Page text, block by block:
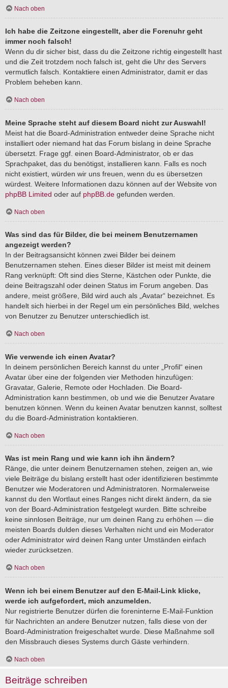
Nach oben
Ich habe die Zeitzone eingestellt, aber die Forenuhr geht
immer noch falsch!
Wenn du dir sicher bist, dass du die Zeitzone richtig eingestellt hast
und die Zeit trotzdem noch falsch ist, geht die Uhr des Servers
vermutlich falsch. Kontaktiere einen Administrator, damit er das
Problem beheben kann.
Nach oben
Meine Sprache steht auf diesem Board nicht zur Auswahl!
Meist hat die Board-Administration entweder deine Sprache nicht
installiert oder niemand hat das Forum bislang in deine Sprache
übersetzt. Frage ggf. einen Board-Administrator, ob er das
Sprachpaket, das du benötigst, installieren kann. Falls es noch
nicht existiert, würden wir uns freuen, wenn du es übersetzen
würdest. Weitere Informationen dazu können auf der Website von
phpBB Limited oder auf phpBB.de gefunden werden.
Nach oben
Was sind das für Bilder, die bei meinem Benutzernamen
angezeigt werden?
In der Beitragsansicht können zwei Bilder bei deinem
Benutzernamen stehen. Eines dieser Bilder ist meist mit deinem
Rang verknüpft: Oft sind dies Sterne, Kästchen oder Punkte, die
deine Beitragszahl oder deinen Status im Forum angeben. Das
andere, meist größere, Bild wird auch als „Avatar“ bezeichnet. Es
handelt sich hierbei in der Regel um ein persönliches Bild, welches
von Benutzer zu Benutzer unterschiedlich ist.
Nach oben
Wie verwende ich einen Avatar?
In deinem persönlichen Bereich kannst du unter „Profil“ einen
Avatar über eine der folgenden vier Methoden hinzufügen:
Gravatar, Galerie, Remote oder Hochladen. Die Board-
Administration kann bestimmen, ob und wie die Benutzer Avatare
benutzen können. Wenn du keinen Avatar benutzen kannst, solltest
du die Board-Administration kontaktieren.
Nach oben
Was ist mein Rang und wie kann ich ihn ändern?
Ränge, die unter deinem Benutzernamen stehen, zeigen an, wie
viele Beiträge du bislang erstellt hast oder identifizieren bestimmte
Benutzer wie Moderatoren und Administratoren. Normalerweise
kannst du den Wortlaut eines Ranges nicht direkt ändern, da sie
von der Board-Administration festgelegt wurden. Bitte schreibe
keine sinnlosen Beiträge, nur um deinen Rang zu erhöhen — die
meisten Boards dulden dieses Verhalten nicht und ein Moderator
oder Administrator wird deinen Rang unter Umständen einfach
wieder zurücksetzen.
Nach oben
Wenn ich bei einem Benutzer auf den E-Mail-Link klicke,
werde ich aufgefordert, mich anzumelden.
Nur registrierte Benutzer dürfen die foreninterne E-Mail-Funktion
für Nachrichten an andere Benutzer nutzen, falls diese von der
Board-Administration freigeschaltet wurde. Diese Maßnahme soll
den Missbrauch dieses Systems durch Gäste verhindern.
Nach oben
Beiträge schreiben